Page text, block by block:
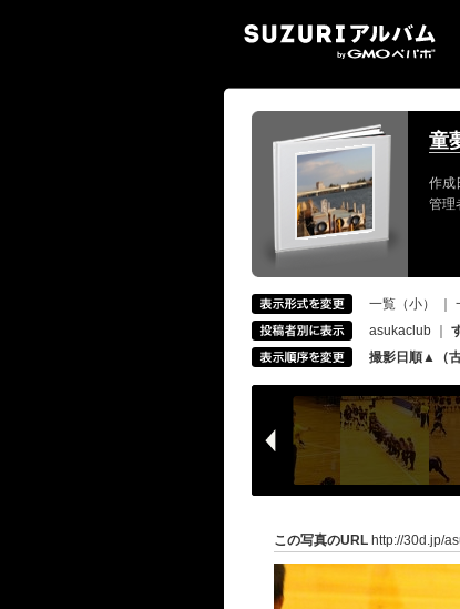
童
作成
管理
一覧（小）
asukaclub
撮影日順▲（
この写真のURL http://30d.jp/